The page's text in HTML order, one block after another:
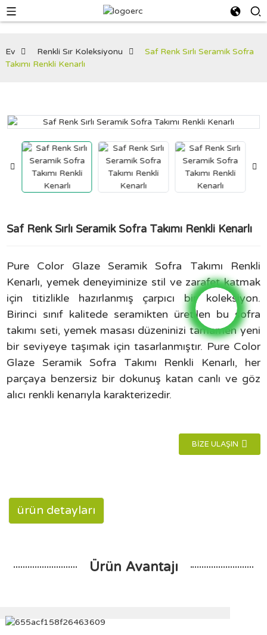
Ev Renkli Sır Koleksiyonu
Saf Renk Sırlı Seramik Sofra
Takımı Renkli Kenarlı
Saf Renk Sırlı Seramik Sofra Takımı Renkli Kenarlı
Pure Color Glaze Seramik Sofra Takımı Renkli
Kenarlı, yemek deneyiminize stil ve zarafet katmak
için titizlikle hazırlanmış çarpıcı bir koleksiyon.
Birinci sınıf kalitede seramikten üretilen bu sofra
takımı seti, yemek masası düzeninizi tamamen yeni
bir seviyeye taşımak için tasarlanmıştır. Pure Color
Glaze Seramik Sofra Takımı Renkli Kenarlı, her
parçaya benzersiz bir dokunuş katan canlı ve göz
alıcı renkli kenarıyla karakterizedir.
BIZE ULAŞIN
ürün detayları
Ürün Avantajı